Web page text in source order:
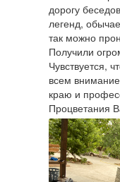
дорогу
легенд,
так можно
Получили
Чувствуется,
всем
краю и
Процветания